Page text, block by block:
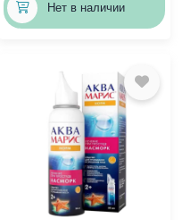
Нет в наличии